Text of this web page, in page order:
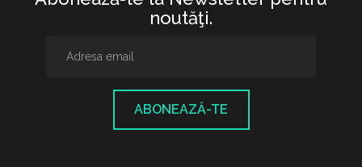
noutăţi.
ABONEAZĂ-TE